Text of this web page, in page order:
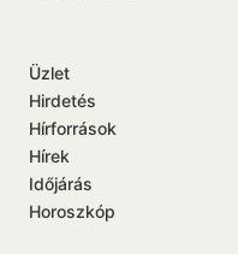
Üzlet
Hirdetés
Hírforrások
Hírek
Időjárás
Horoszkóp